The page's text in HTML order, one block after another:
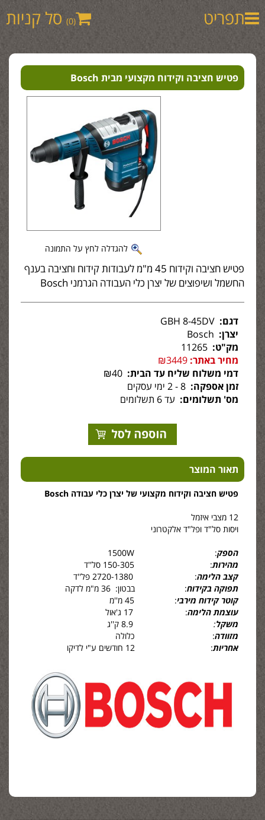
תפריט (0) סל קניות
פטיש חציבה וקידוח מקצועי מבית Bosch
להגדלה לחץ על התמונה
פטיש חציבה וקידוח 45 מ"מ לעבודות קידוח וחציבה בענף
החשמל ושיפוצים של יצרן כלי העבודה הגרמני Bosch
דגם:
יצרן:
מק"ט:
מחיר באתר: ₪3449
דמי משלוח שליח עד הבית:
זמן אספקה:
מס' תשלומים: עד 6 תשלומים
תאור המוצר
פטיש חציבה וקידוח מקצועי של יצרן כלי עבודה Bosch
12 מצבי איזמל
ויסות סל"ד ופל"ד אלקטרוני
הספק: 1500W
מהירות: 150-305 סל''ד
קצב הלימה: 2720-1380 פל''ד
תפוקה בקידוח: בבטון: 36 מ"מ לדקה
קוטר קידוח מירבי: 45 מ''מ
עוצמת הלימה: 17 ג'אול
משקל:
מזוודה: כלולה
אחריות: 12 חודשים ע"י לדיקו